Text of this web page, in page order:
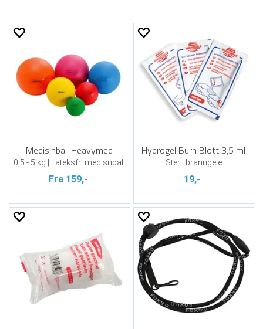
Medisinball Heavymed
0,5 - 5 kg | Lateksfri medisnball
Fra 159,-
Hydrogel Burn Blott 3,5 ml
Steril branngele
19,-